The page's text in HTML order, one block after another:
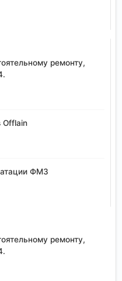
ремонту,
Offlain
ФМ3
ремонту,